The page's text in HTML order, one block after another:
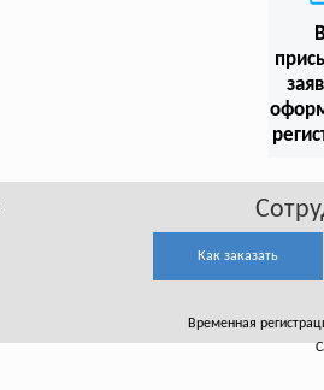
Как заказать
Временная